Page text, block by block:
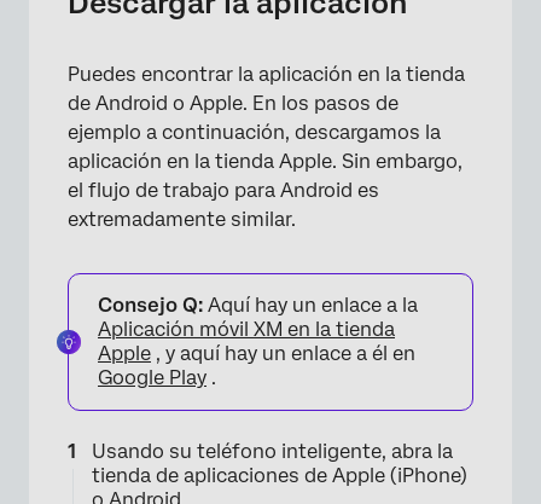
Puedes encontrar la aplicación en la tienda
de Android o Apple. En los pasos de
ejemplo a continuación, descargamos la
aplicación en la tienda Apple. Sin embargo,
el flujo de trabajo para Android es
extremadamente similar.
Consejo Q: Aquí hay un enlace a la
Aplicación móvil XM en la tienda
Apple , y aquí hay un enlace a él en
Google Play .
Usando su teléfono inteligente, abra la
tienda de aplicaciones de Apple (iPhone)